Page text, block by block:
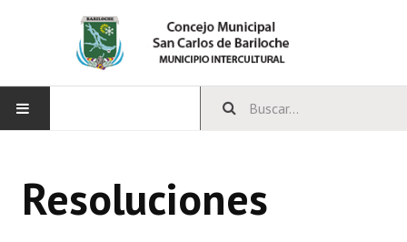
CONCEJO
Resoluciones